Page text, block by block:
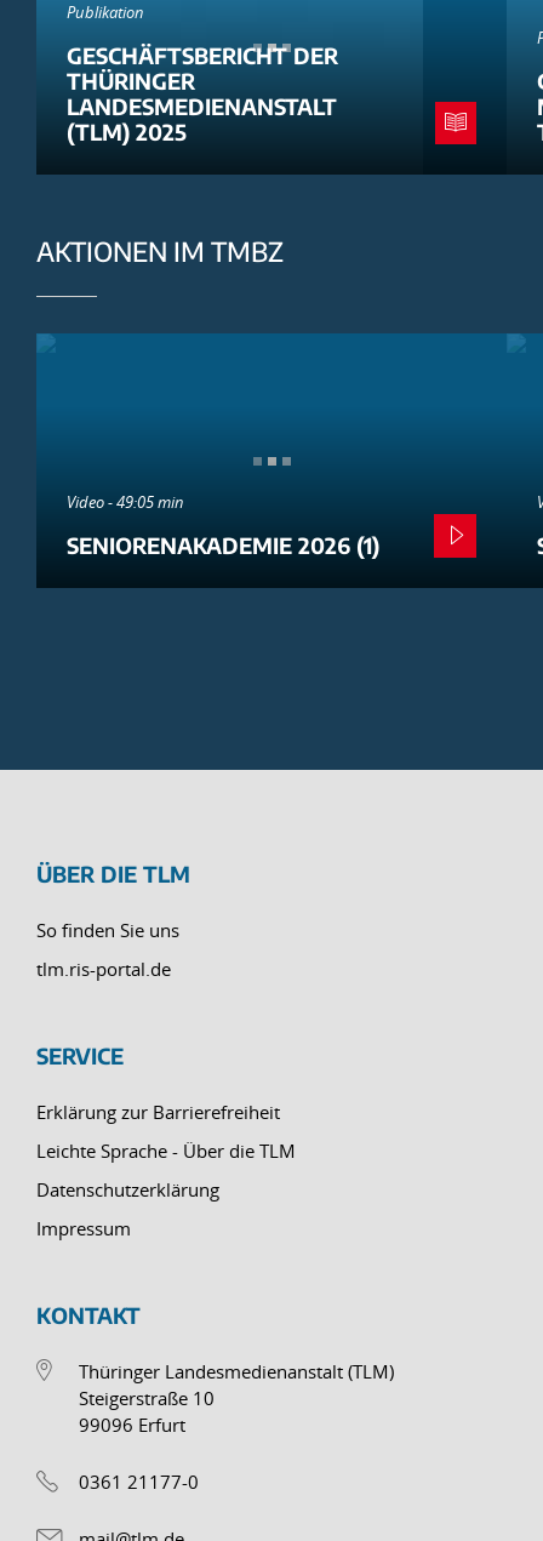
Publikation
GESCHÄFTSBERICHT DER
THÜRINGER
LANDESMEDIENANSTALT
(TLM) 2025
AKTIONEN IM TMBZ
Video - 49:05 min
SENIORENAKADEMIE 2026 (1)
ÜBER DIE TLM
So finden Sie uns
tlm.ris-portal.de
SERVICE
Erklärung zur Barrierefreiheit
Leichte Sprache - Über die TLM
Datenschutzerklärung
Impressum
KONTAKT
Thüringer Landesmedienanstalt (TLM)
Steigerstraße 10
99096 Erfurt
0361 21177-0